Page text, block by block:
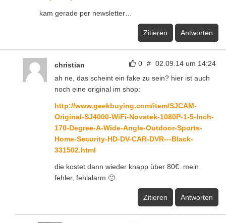
kam gerade per newsletter…
Zitieren Antworten
0 # 02.09.14 um 14:24
christian
ah ne, das scheint ein fake zu sein? hier ist auch
noch eine original im shop:
http://www.geekbuying.com/item/SJCAM-
Original-SJ4000-WiFi-Novatek-1080P-1-5-Inch-
170-Degree-A-Wide-Angle-Outdoor-Sports-
Home-Security-HD-DV-CAR-DVR---Black-
331502.html
die kostet dann wieder knapp über 80€. mein
fehler, fehlalarm 🙁
Zitieren Antworten